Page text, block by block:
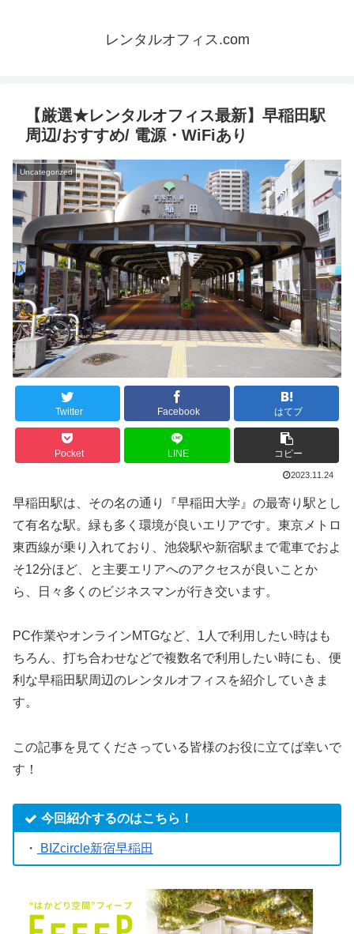
レンタルオフィス.com
【厳選★レンタルオフィス最新】早稲田駅
周辺/おすすめ/ 電源・WiFiあり
Uncategorized
Twitter Facebook はてブ
Pocket LINE コピー
2023.11.24
早稲田駅は、その名の通り『早稲田大学』の最寄り駅とし
て有名な駅。緑も多く環境が良いエリアです。東京メトロ
東西線が乗り入れており、池袋駅や新宿駅まで電車でおよ
そ12分ほど、と主要エリアへのアクセスが良いことか
ら、日々多くのビジネスマンが行き交います。
PC作業やオンラインMTGなど、1人で利用したい時はも
ちろん、打ち合わせなどで複数名で利用したい時にも、便
利な早稲田駅周辺のレンタルオフィスを紹介していきま
す。
この記事を見てくださっている皆様のお役に立てば幸いで
す！
今回紹介するのはこちら！
・ BIZcircle新宿早稲田